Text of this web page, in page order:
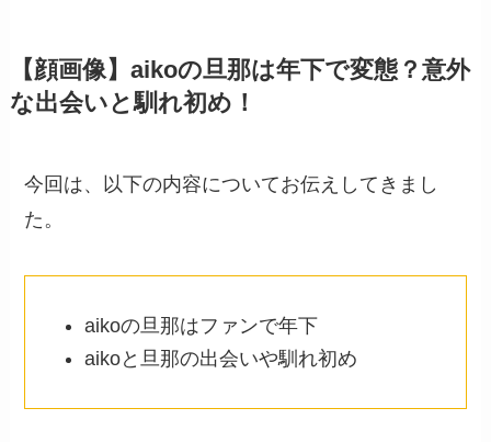
【顔画像】aikoの旦那は年下で変態？意外
な出会いと馴れ初め！
今回は、以下の内容についてお伝えしてきまし
た。
aikoの旦那はファンで年下
aikoと旦那の出会いや馴れ初め